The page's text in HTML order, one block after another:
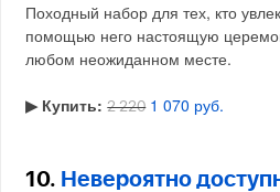
Походный набор для тех, кто
помощью него настоящую
любом неожиданном месте.
▶︎ Купить: 2 220 1 070 руб.
10. Невероятно